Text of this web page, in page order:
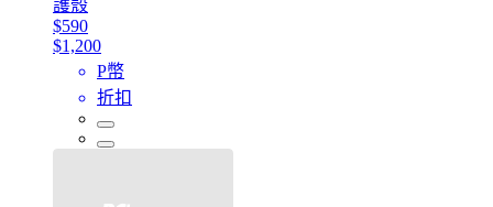
護殼
$590
$1,200
P幣
折扣